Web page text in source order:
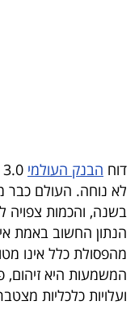
TOP-
5
המילון
הכלכלי
פודקאסט
דוח הבנק העולמי
הנתון החשוב באמת
מהפסולת כלל אינו
המשמעות היא זיהום,
ועלויות כלכליות